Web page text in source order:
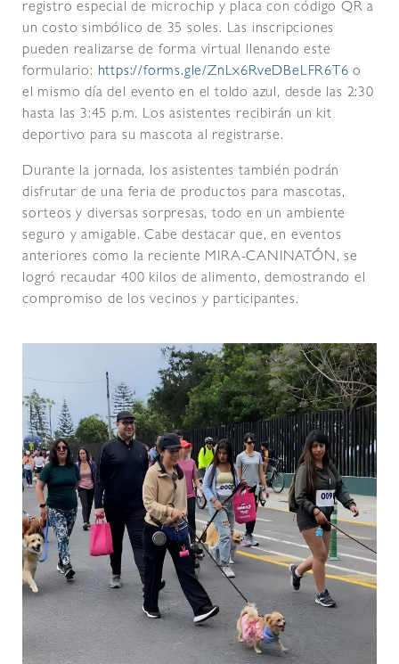
registro especial de microchip y placa con código QR a
un costo simbólico de 35 soles. Las inscripciones
pueden realizarse de forma virtual llenando este
formulario: https://forms.gle/ZnLx6RveDBeLFR6T6 o
el mismo día del evento en el toldo azul, desde las 2:30
hasta las 3:45 p.m. Los asistentes recibirán un kit
deportivo para su mascota al registrarse.
Durante la jornada, los asistentes también podrán
disfrutar de una feria de productos para mascotas,
sorteos y diversas sorpresas, todo en un ambiente
seguro y amigable. Cabe destacar que, en eventos
anteriores como la reciente MIRA-CANINATÓN, se
logró recaudar 400 kilos de alimento, demostrando el
compromiso de los vecinos y participantes.